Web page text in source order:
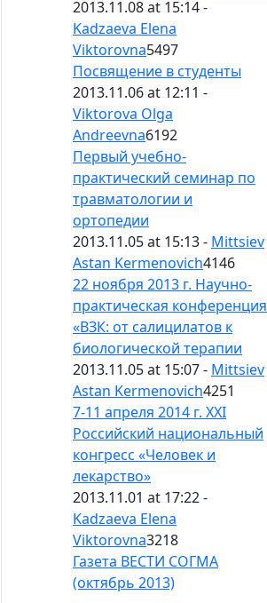
2013.11.08 at 15:14 -
Kadzaeva Elena
Viktorovna5497
Посвящение в студенты
2013.11.06 at 12:11 -
Viktorova Olga
Andreevna6192
Первый учебно-
практический семинар по
травматологии и
ортопедии
2013.11.05 at 15:13 - Mittsiev
Astan Kermenovich4146
22 ноября 2013 г. Научно-
практическая конференция
«ВЗК: от салицилатов к
биологической терапии
2013.11.05 at 15:07 - Mittsiev
Astan Kermenovich4251
7-11 апреля 2014 г. XXI
Российский национальный
конгресс «Человек и
лекарство»
2013.11.01 at 17:22 -
Kadzaeva Elena
Viktorovna3218
Газета ВЕСТИ СОГМА
(октябрь 2013)